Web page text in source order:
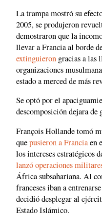
La trampa mostró su
2005, se produjeron
demostraron que la
llevar a Francia al borde
extinguieron gracias a las
organizaciones
estado a merced de más
Se optó por el
descomposición dejara de
François Hollande tomó
quepusieron a Franciaen
los intereses estratégicos
lanzó operaciones
África subsahariana. Al
franceses iban a
decidió desplegar al
Estado Islámico.